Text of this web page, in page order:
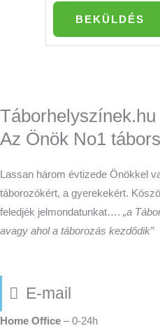
BEKÜLDÉS
Táborhelyszínek.hu
Az Önök No1
Lassan három évtizede Önökkel
táborozókért, a gyerekekért.
feledjék jelmondatunkat…. „a
avagy ahol a táborozás kezdődik”
E-mail
Home Office – 0-24h